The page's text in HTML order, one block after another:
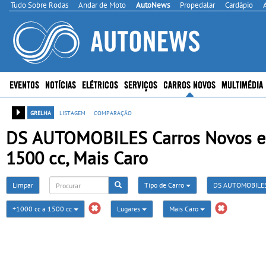
Tudo Sobre Rodas Andar de Moto AutoNews Propedalar Cardápio
EVENTOS NOTÍCIAS ELÉTRICOS SERVIÇOS CARROS NOVOS MULTIMÉDIA
grelha listagem comparação
DS AUTOMOBILES Carros
1500 cc, Mais Caro
Limpar Tipo de Carro DS
+1000 cc a 1500 cc Lugares Mais Caro